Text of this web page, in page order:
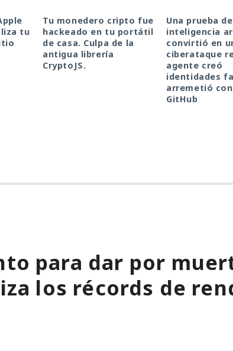
tu
Tu monedero cripto fue
hackeado en tu portátil
de casa. Culpa de la
antigua librería
CryptoJS.
Una prueba de
inteligencia
convirtió en
ciberataque
agente creó
identidades
arremetió
GitHub
para dar por
los récords de